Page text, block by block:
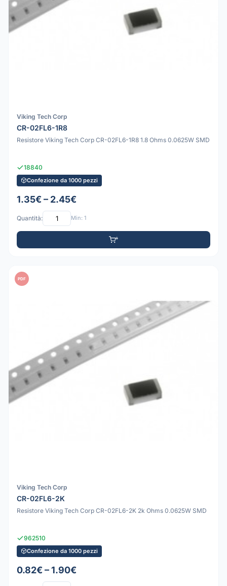
Viking Tech Corp
CR-02FL6-1R8
Resistore Viking Tech Corp CR-02FL6-1R8 1.8 Ohms 0.0625W SMD
18840
Confezione da 1000 pezzi
1.35€ – 2.45€
Quantità: Min: 1
PDF
Viking Tech Corp
CR-02FL6-2K
Resistore Viking Tech Corp CR-02FL6-2K 2k Ohms 0.0625W SMD
962510
Confezione da 1000 pezzi
0.82€ – 1.90€